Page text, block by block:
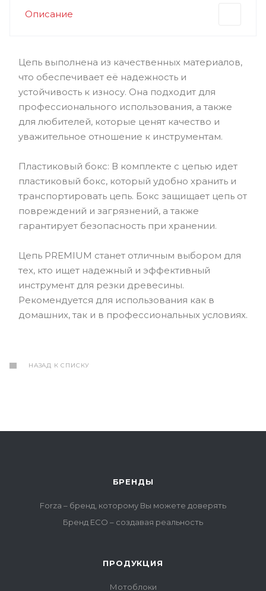
Описание
Цепь выполнена из качественных материалов,
что обеспечивает её надежность и
устойчивость к износу. Она подходит для
профессионального использования, а также
для любителей, которые ценят качество и
уважительное отношение к инструментам.
Пластиковый бокс: В комплекте с цепью идет
пластиковый бокс, который удобно хранить и
транспортировать цепь. Бокс защищает цепь от
повреждений и загрязнений, а также
гарантирует безопасность при хранении.
Цепь PREMIUM станет отличным выбором для
тех, кто ищет надежный и эффективный
инструмент для резки древесины.
Рекомендуется для использования как в
домашних, так и в профессиональных условиях.
НАЗАД К СПИСКУ
БРЕНДЫ
Forza – бренд, которому Вы можете доверять
Бренд ECO – создавая реальность
ПРОДУКЦИЯ
Мотоблоки